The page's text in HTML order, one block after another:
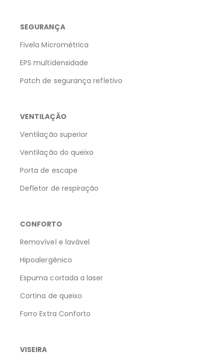
SEGURANÇA
Fivela Micrométrica
EPS multidensidade
Patch de segurança refletivo
VENTILAÇÃO
Ventilação superior
Ventilação do queixo
Porta de escape
Defletor de respiração
CONFORTO
Removível e lavável
Hipoalergênico
Espuma cortada a laser
Cortina de queixo
Forro Extra Conforto
VISEIRA